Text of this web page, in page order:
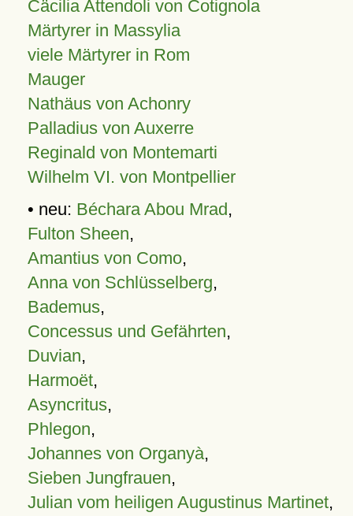
Cäcilia Attendoli von Cotignola
Märtyrer in Massylia
viele Märtyrer in Rom
Mauger
Nathäus von Achonry
Palladius von Auxerre
Reginald von Montemarti
Wilhelm VI. von Montpellier
• neu: Béchara Abou Mrad,
Fulton Sheen,
Amantius von Como,
Anna von Schlüsselberg,
Bademus,
Concessus und Gefährten,
Duvian,
Harmoët,
Asyncritus,
Phlegon,
Johannes von Organyà,
Sieben Jungfrauen,
Julian vom heiligen Augustinus Martinet,